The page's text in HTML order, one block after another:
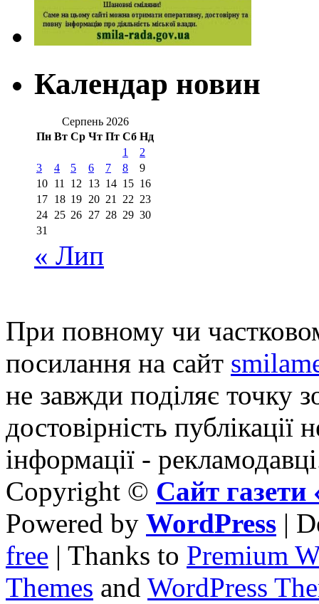
Календар новин
Серпень 2026
Пн Вт Ср Чт Пт Сб Нд
1
2
3
4 5 6 7 8
9
10 11 12 13 14 15 16
17 18 19 20 21 22 23
24 25 26 27 28 29 30
31
« Лип
При повному чи
посилання на сайт
не завжди поділяє точку
достовірність публікації
інформації -
Copyright © Сайт
Powered by WordPress |
free | Thanks to Premium
Themes and WordPress